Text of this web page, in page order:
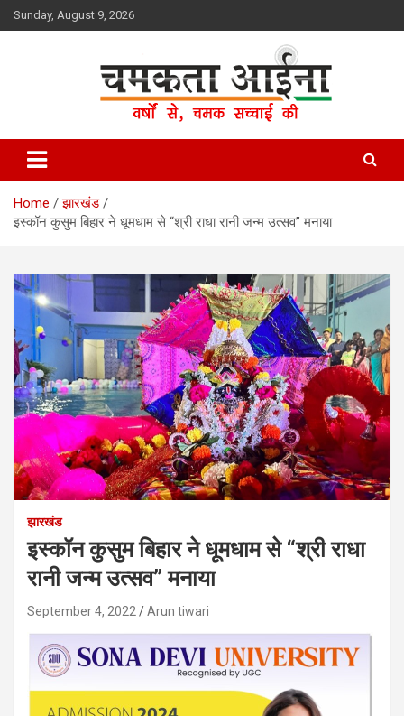
Skip
to
Sunday, August 9, 2026
Chamakta Aina
Home
झारखंड
इस्कॉन कुसुम बिहार ने धूमधाम से “श्री राधा रानी जन्म उत्सव” मनाया
झारखंड
इस्कॉन कुसुम बिहार ने धूमधाम से “श्री राधा
रानी जन्म उत्सव” मनाया
September 4, 2022 Arun tiwari